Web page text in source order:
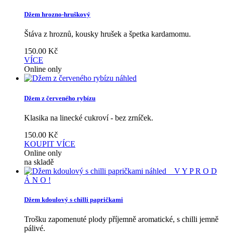
Džem hrozno-hruškový
Štáva z hroznů, kousky hrušek a špetka kardamomu.
150.00 Kč
VÍCE
Online only
náhled
Džem z červeného rybízu
Klasika na linecké cukroví - bez zrníček.
150.00 Kč
KOUPIT VÍCE
Online only
na skladě
náhled
V Y P R O D
Á N O !
Džem kdoulový s chilli papričkami
Trošku zapomenuté plody příjemně aromatické, s chilli jemně
pálivé.